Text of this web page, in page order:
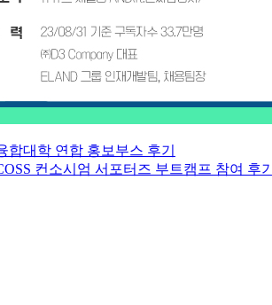
합대학 연합 홍보부스 후기
컨소시엄 서포터즈 부트캠프 참여 후기